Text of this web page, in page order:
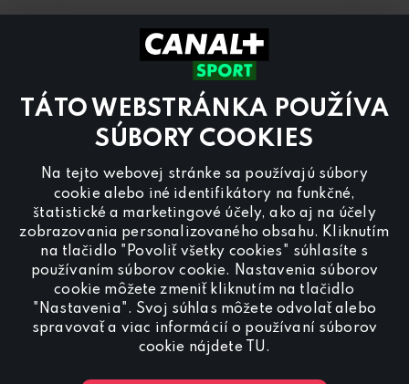
TÁTO WEBSTRÁNKA POUŽÍVA
SÚBORY COOKIES
Na tejto webovej stránke sa používajú súbory
cookie alebo iné identifikátory na funkčné,
štatistické a marketingové účely, ako aj na účely
zobrazovania personalizovaného obsahu. Kliknutím
na tlačidlo "Povoliť všetky cookies" súhlasíte s
používaním súborov cookie. Nastavenia súborov
cookie môžete zmeniť kliknutím na tlačidlo
"Nastavenia". Svoj súhlas môžete odvolať alebo
spravovať a viac informácií o používaní súborov
cookie nájdete
TU.
8.00 – 18:00
Preinzerciu na programe CANAL+ Sportnás
kontaktujte nareklama@canalplus.cz
Našu redakciu kontaktujete na
redakce@canalplus.cz
Spojte sa s CANAL+ Sport